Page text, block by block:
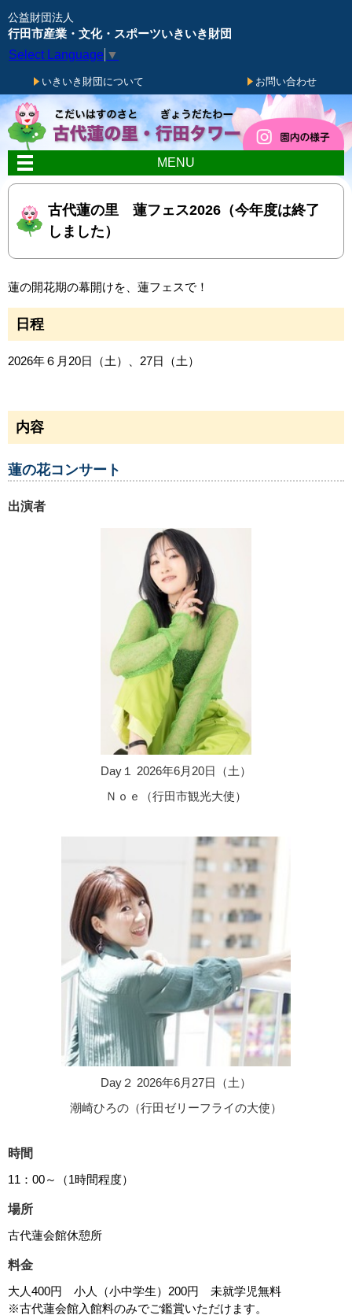
公益財団法人
行田市産業・文化・スポーツいきいき財団
Select Language ▼
いきいき財団について お問い合わせ
MENU
古代蓮の里 蓮フェス2026（今年度は終了
しました）
蓮の開花期の幕開けを、蓮フェスで！
日程
2026年６月20日（土）、27日（土）
内容
蓮の花コンサート
出演者
Day１ 2026年6月20日（土）
Ｎｏｅ（行田市観光大使）
Day２ 2026年6月27日（土）
潮崎ひろの（行田ゼリーフライの大使）
時間
11：00～（1時間程度）
場所
古代蓮会館休憩所
料金
大人400円 小人（小中学生）200円 未就学児無料
※古代蓮会館入館料のみでご鑑賞いただけます。